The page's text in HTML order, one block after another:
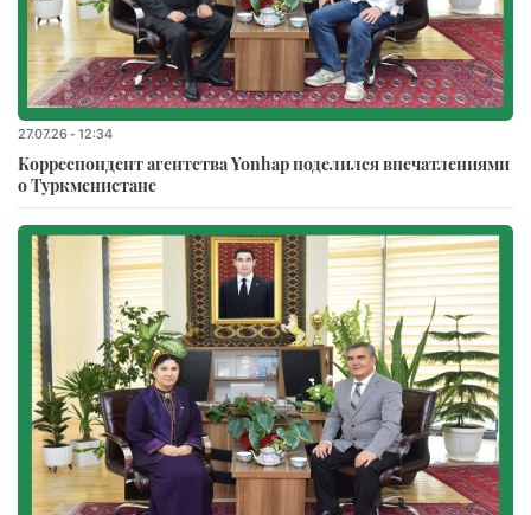
27.07.26 - 12:34
Корреспондент агентства Yonhap поделился впечатлениями
о Туркменистане